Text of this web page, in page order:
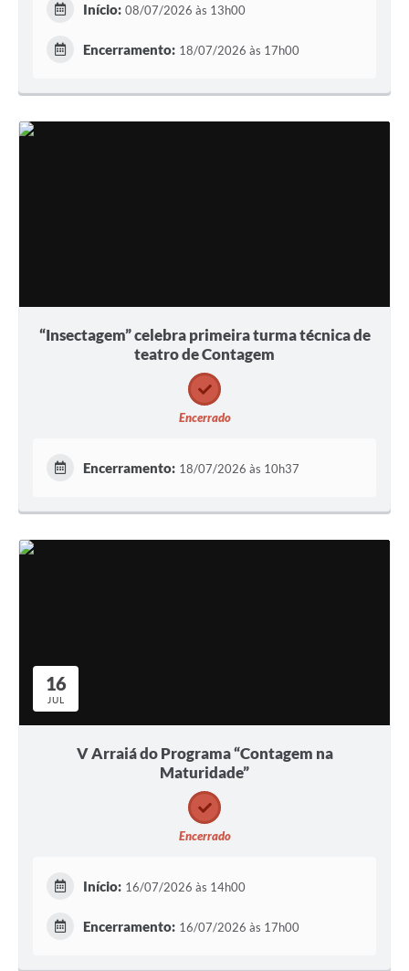
Início: 08/07/2026 às 13h00
Encerramento: 18/07/2026 às 17h00
“Insectagem” celebra primeira turma técnica de
teatro de Contagem
Encerrado
Encerramento: 18/07/2026 às 10h37
16
JUL
V Arraiá do Programa “Contagem na
Maturidade”
Encerrado
Início: 16/07/2026 às 14h00
Encerramento: 16/07/2026 às 17h00